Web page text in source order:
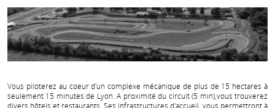
Vous piloterez au coeur d'un complexe mécanique de plus de 15 hectares à
seulement 15 minutes de Lyon. A proximité du circuit (5 min),vous trouverez
divers hôtels et restaurants. Ses infrastructures d'accueil, vous permettront à